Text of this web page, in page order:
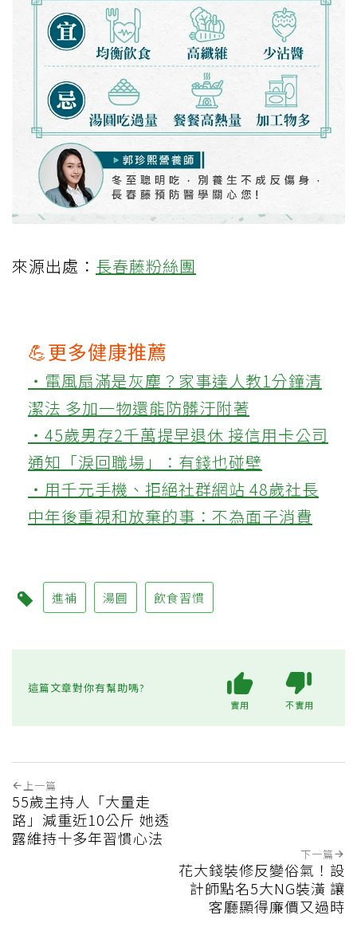
來源出處： 長春藤粉絲團
💪更多健康推薦
‧電風扇滿是灰塵？家事達人教1分鐘清
潔法 多加一物還能防髒汙附著
‧45歲男存2千萬提早退休 接信用卡公司
通知「淚回職場」：有錢也碰壁
‧用千元手機、拒絕社群網站 48歲社長
中年後重視和放棄的事：不為面子消費
進補 湯圓 飲食習慣
這篇文章對你有幫助嗎?
實用 不實用
上一篇
55歲主持人「大量走
路」減重近10公斤 她透
露維持十多年習慣心法
下一篇
花大錢裝修反變俗氣！設
計師點名5大NG裝潢 讓
客廳顯得廉價又過時